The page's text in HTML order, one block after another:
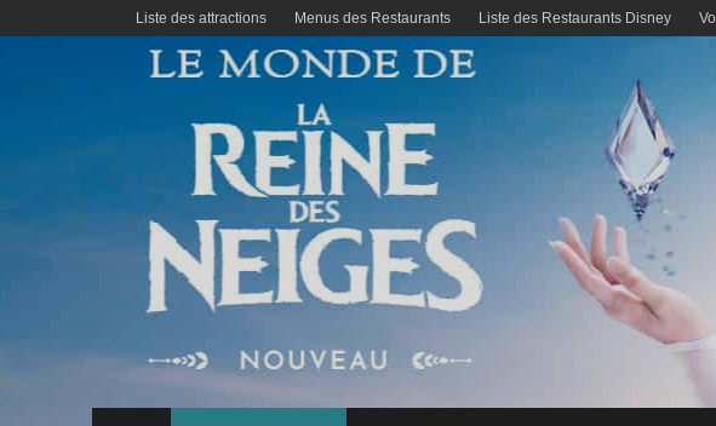
Liste des attractions Menus des Restaurants Liste des Restaurants Disney